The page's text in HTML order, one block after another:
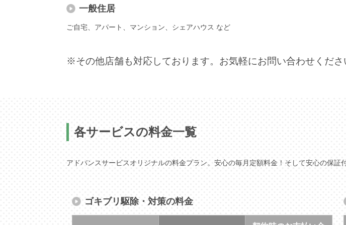
一般住居
ご自宅、アパート、マンション、シェアハウス など
※その他店舗も対応しております。お気軽にお問い合わせくださ
各サービスの料金一覧
アドバンスサービスオリジナルの料金プラン。安心の毎月定額料金！そして安心の保証
ゴキブリ駆除・対策の料金